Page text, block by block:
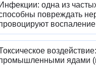
Инфекции: одна из
повреждать
ядами